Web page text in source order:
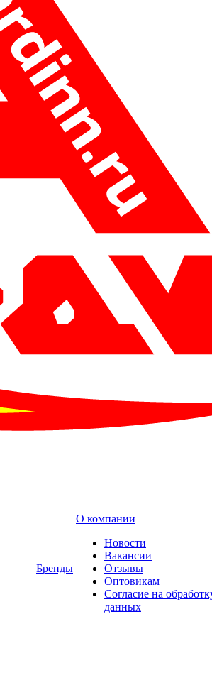
Бренды
О компании
Новости
Вакансии
Отзывы
Оптовикам
Cогласие на
данных